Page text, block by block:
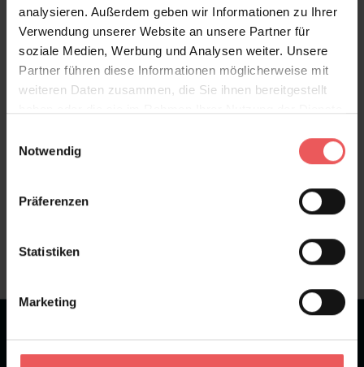
analysieren. Außerdem geben wir Informationen zu Ihrer
Verwendung unserer Website an unsere Partner für
soziale Medien, Werbung und Analysen weiter. Unsere
Partner führen diese Informationen möglicherweise mit
weiteren Daten zusammen, die Sie ihnen bereitgestellt
Notwendig
Präferenzen
Statistiken
Marketing
Versand & Zahlung
Bewertungen
Sie haben Fragen zum Produkt?
+49 (0)221 932 81 82